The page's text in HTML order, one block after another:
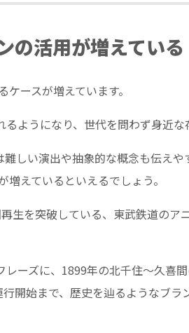
の活用が増えている
ースが増えています。
ようになり、世代を問わず身近な
しい演出や抽象的な概念も伝え
えているといえるでしょう。
生を突破している、東武鉄道のア
レーズに、1899年の北千住～久喜
開始まで、歴史を辿るようなブラ